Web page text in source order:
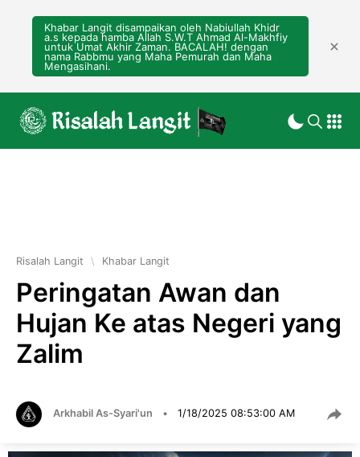
Khabar Langit disampaikan oleh Nabiullah Khidr
a.s kepada hamba Allah S.W.T Ahmad Al-Makhfiy
untuk Umat Akhir Zaman. BACALAH! dengan
nama Rabbmu yang Maha Pemurah dan Maha
Mengasihani.
Risalah Langit \ Khabar Langit
Peringatan Awan dan
Hujan Ke atas Negeri yang
Zalim
Arkhabil As-Syari'un • 1/18/2025 08:53:00 AM